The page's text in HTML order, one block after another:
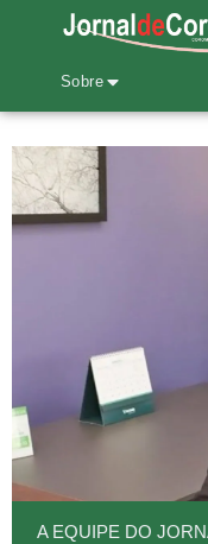
Sobre
A EQUIPE DO